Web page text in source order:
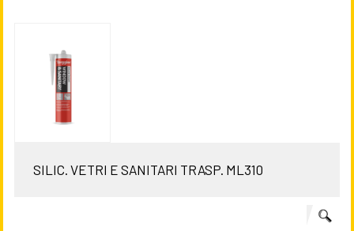
SILIC. VETRI E SANITARI TRASP. ML310